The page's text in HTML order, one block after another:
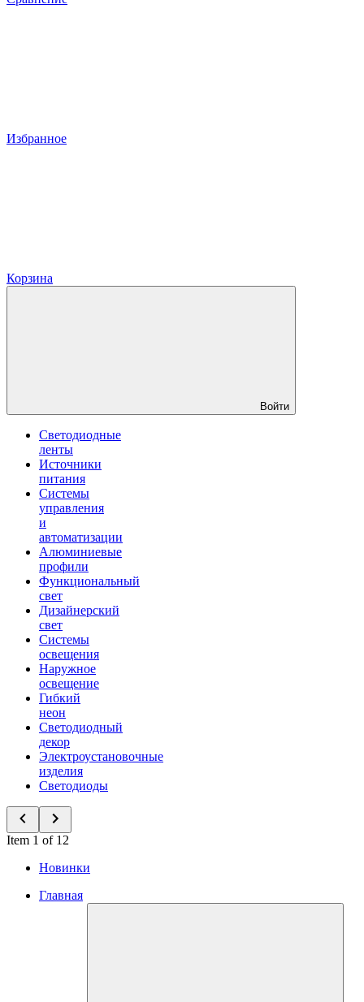
Избранное
Корзина
Войти
Светодиодные
ленты
Источники
питания
Системы
управления
и
автоматизации
Алюминиевые
профили
Функциональный
свет
Дизайнерский
свет
Системы
освещения
Наружное
освещение
Гибкий
неон
Светодиодный
декор
Электроустановочные
изделия
Светодиоды
Item 1 of 12
Новинки
Главная